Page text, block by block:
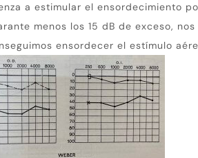
a estimular el ensordecimiento
menos los 15 dB de exceso,
ensordecer el estímulo